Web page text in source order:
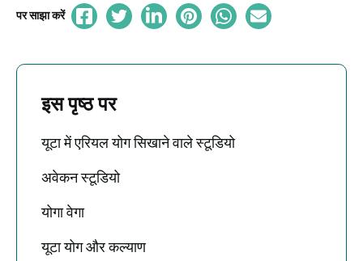
पर साझा करें
इस पृष्ठ पर
यूटा में एरियल योग सिखाने वाले स्टूडियो
अवेकन स्टूडियो
योगा वेगा
यूटा योग और कल्याण